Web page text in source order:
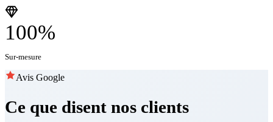
100%
Sur-mesure
Avis Google
Ce que disent nos clients